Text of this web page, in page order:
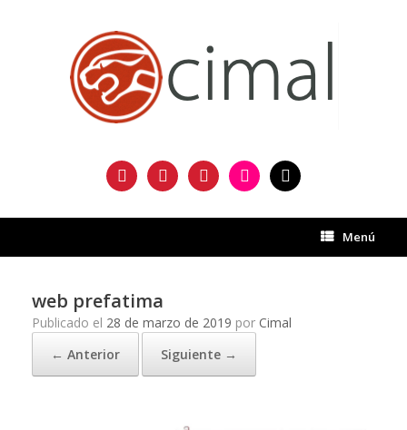
facebooktwitter instagramflickr mail
Menú
web prefatima
Publicado el 28 de marzo de 2019 por Cimal
← Anterior
Siguiente →